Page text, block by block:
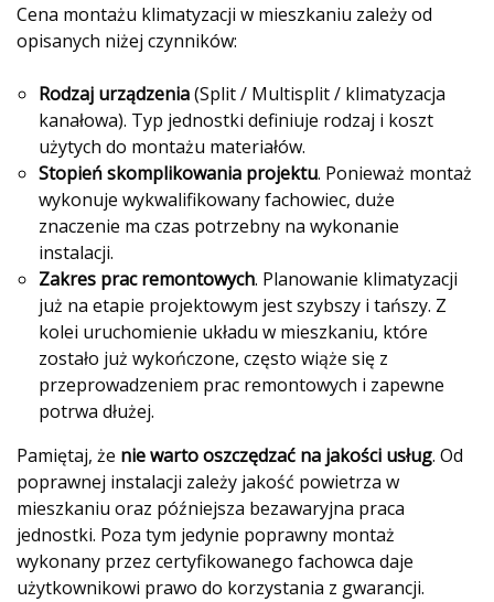
Cena montażu klimatyzacji w mieszkaniu zależy od
opisanych niżej czynników:
Rodzaj urządzenia(Split / Multisplit / klimatyzacja
kanałowa). Typ jednostki definiuje rodzaj i koszt
użytych do montażu materiałów.
Stopień skomplikowania projektu. Ponieważ montaż
wykonuje wykwalifikowany fachowiec, duże
znaczenie ma czas potrzebny na wykonanie
instalacji.
Zakres prac remontowych. Planowanie klimatyzacji
już na etapie projektowym jest szybszy i tańszy. Z
kolei uruchomienie układu w mieszkaniu, które
zostało już wykończone, często wiąże się z
przeprowadzeniem prac remontowych i zapewne
potrwa dłużej.
Pamiętaj, że nie warto oszczędzać na jakości usług. Od
poprawnej instalacji zależy jakość powietrza w
mieszkaniu oraz późniejsza bezawaryjna praca
jednostki. Poza tym jedynie poprawny montaż
wykonany przez certyfikowanego fachowca daje
użytkownikowi prawo do korzystania z gwarancji.